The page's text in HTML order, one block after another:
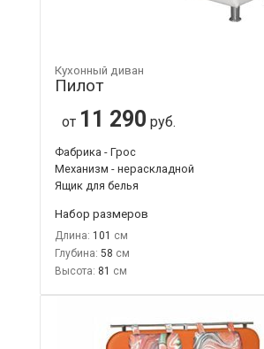
Кухонный диван
Пилот
от 11 290 руб.
Фабрика - Грос
Механизм - нераскладной
Ящик для белья
Набор размеров
Длина: 101
Глубина: 58
Высота: 81